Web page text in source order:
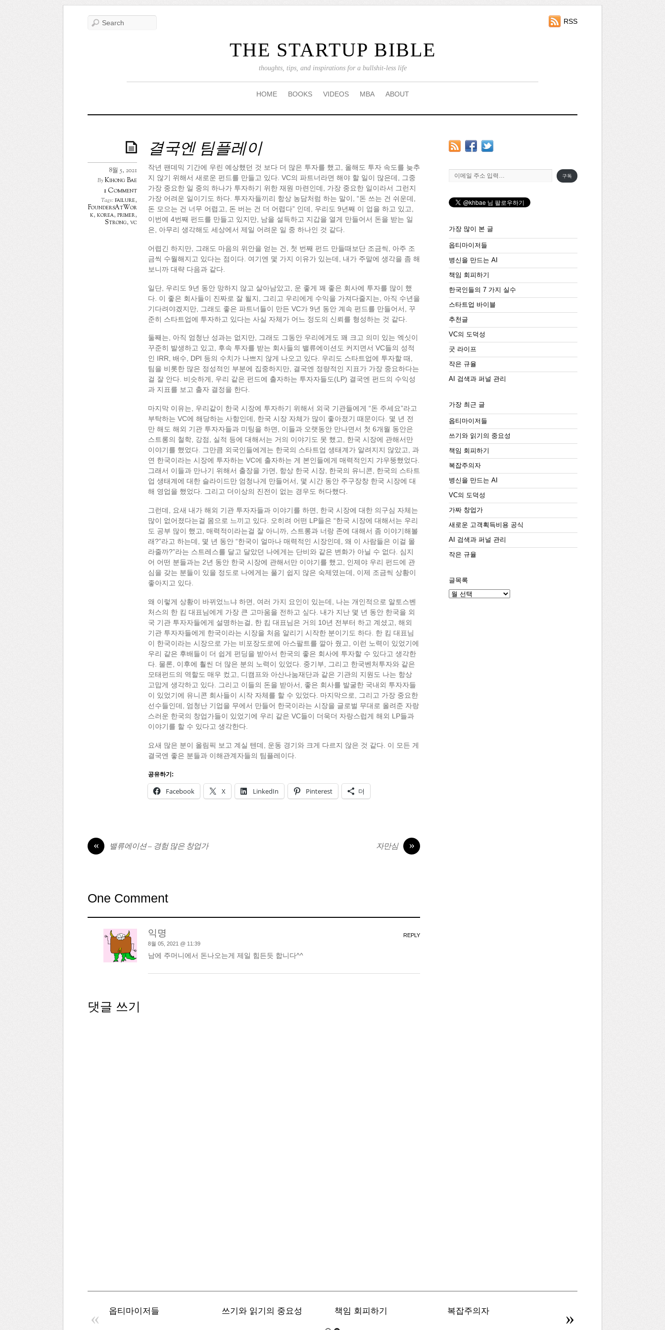
THE STARTUP BIBLE
thoughts, tips, and inspirations for a bullshit-less life
RSS
HOME BOOKS VIDEOS MBA ABOUT
결국엔 팀플레이
8월 5, 2021
ByKihong Bae
1 Comment
Tags:failure,
FoundersAtWor
k, korea, primer,
Strong, vc
작년 팬데믹 기간에 우린 예상했던 것 보다 더 많은 투자를 했고, 올해도 투자 속도를 늦추
지 않기 위해서 새로운 펀드를 만들고 있다. VC의 파트너라면 해야 할 일이 많은데, 그중
가장 중요한 일 중의 하나가 투자하기 위한 재원 마련인데, 가장 중요한 일이라서 그런지
가장 어려운 일이기도 하다. 투자자들끼리 항상 농담처럼 하는 말이, “돈 쓰는 건 쉬운데,
돈 모으는 건 너무 어렵고, 돈 버는 건 더 어렵다” 인데, 우리도 9년째 이 업을 하고 있고,
이번에 4번째 펀드를 만들고 있지만, 남을 설득하고 지갑을 열게 만들어서 돈을 받는 일
은, 아무리 생각해도 세상에서 제일 어려운 일 중 하나인 것 같다.
어렵긴 하지만, 그래도 마음의 위안을 얻는 건, 첫 번째 펀드 만들때보단 조금씩, 아주 조
금씩 수월해지고 있다는 점이다. 여기엔 몇 가지 이유가 있는데, 내가 주말에 생각을 좀 해
보니까 대략 다음과 같다.
일단, 우리도 9년 동안 망하지 않고 살아남았고, 운 좋게 꽤 좋은 회사에 투자를 많이 했
다. 이 좋은 회사들이 진짜로 잘 될지, 그리고 우리에게 수익을 가져다줄지는, 아직 수년을
기다려야겠지만, 그래도 좋은 파트너들이 만든 VC가 9년 동안 계속 펀드를 만들어서, 꾸
준히 스타트업에 투자하고 있다는 사실 자체가 어느 정도의 신뢰를 형성하는 것 같다.
둘째는, 아직 엄청난 성과는 없지만, 그래도 그동안 우리에게도 꽤 크고 의미 있는 엑싯이
꾸준히 발생하고 있고, 후속 투자를 받는 회사들의 밸류에이션도 커지면서 VC들의 성적
인 IRR, 배수, DPI 등의 수치가 나쁘지 않게 나오고 있다. 우리도 스타트업에 투자할 때,
팀을 비롯한 많은 정성적인 부분에 집중하지만, 결국엔 정량적인 지표가 가장 중요하다는
걸 잘 안다. 비슷하게, 우리 같은 펀드에 출자하는 투자자들도(LP) 결국엔 펀드의 수익성
과 지표를 보고 출자 결정을 한다.
마지막 이유는, 우리같이 한국 시장에 투자하기 위해서 외국 기관들에게 “돈 주세요”라고
부탁하는 VC에 해당하는 사항인데, 한국 시장 자체가 많이 좋아졌기 때문이다. 몇 년 전
만 해도 해외 기관 투자자들과 미팅을 하면, 이들과 오랫동안 만나면서 첫 6개월 동안은
스트롱의 철학, 강점, 실적 등에 대해서는 거의 이야기도 못 했고, 한국 시장에 관해서만
이야기를 했었다. 그만큼 외국인들에게는 한국의 스타트업 생태계가 알려지지 않았고, 과
연 한국이라는 시장에 투자하는 VC에 출자하는 게 본인들에게 매력적인지 갸우뚱했었다.
그래서 이들과 만나기 위해서 출장을 가면, 항상 한국 시장, 한국의 유니콘, 한국의 스타트
업 생태계에 대한 슬라이드만 엄청나게 만들어서, 몇 시간 동안 주구장창 한국 시장에 대
해 영업을 했었다. 그리고 더이상의 진전이 없는 경우도 허다했다.
그런데, 요새 내가 해외 기관 투자자들과 이야기를 하면, 한국 시장에 대한 의구심 자체는
많이 없어졌다는걸 몸으로 느끼고 있다. 오히려 어떤 LP들은 “한국 시장에 대해서는 우리
도 공부 많이 했고, 매력적이라는걸 잘 아니까, 스트롱과 너랑 존에 대해서 좀 이야기해볼
래?”라고 하는데, 몇 년 동안 “한국이 얼마나 매력적인 시장인데, 왜 이 사람들은 이걸 몰
라줄까?”라는 스트레스를 달고 달았던 나에게는 단비와 같은 변화가 아닐 수 없다. 심지
어 어떤 분들과는 2년 동안 한국 시장에 관해서만 이야기를 했고, 인제야 우리 펀드에 관
심을 갖는 분들이 있을 정도로 나에게는 풀기 쉽지 않은 숙제였는데, 이제 조금씩 상황이
좋아지고 있다.
왜 이렇게 상황이 바뀌었느냐 하면, 여러 가지 요인이 있는데, 나는 개인적으로 알토스벤
처스의 한 킴 대표님에게 가장 큰 고마움을 전하고 싶다. 내가 지난 몇 년 동안 한국을 외
국 기관 투자자들에게 설명하는걸, 한 킴 대표님은 거의 10년 전부터 하고 계셨고, 해외
기관 투자자들에게 한국이라는 시장을 처음 알리기 시작한 분이기도 하다. 한 킴 대표님
이 한국이라는 시장으로 가는 비포장도로에 아스팔트를 깔아 줬고, 이런 노력이 있었기에
우리 같은 후배들이 더 쉽게 펀딩을 받아서 한국의 좋은 회사에 투자할 수 있다고 생각한
다. 물론, 이후에 훨씬 더 많은 분의 노력이 있었다. 중기부, 그리고 한국벤처투자와 같은
모태펀드의 역할도 매우 컸고, 디캠프와 아산나눔재단과 같은 기관의 지원도 나는 항상
고맙게 생각하고 있다. 그리고 이들의 돈을 받아서, 좋은 회사를 발굴한 국내외 투자자들
이 있었기에 유니콘 회사들이 시작 자체를 할 수 있었다. 마지막으로, 그리고 가장 중요한
선수들인데, 엄청난 기업을 무에서 만들어 한국이라는 시장을 글로벌 무대로 올려준 자랑
스러운 한국의 창업가들이 있었기에 우리 같은 VC들이 더욱더 자랑스럽게 해외 LP들과
이야기를 할 수 있다고 생각한다.
요새 많은 분이 올림픽 보고 계실 텐데, 운동 경기와 크게 다르지 않은 것 같다. 이 모든 게
결국엔 좋은 분들과 이해관계자들의 팀플레이다.
공유하기:
Facebook X LinkedIn Pinterest 더
« 밸류에이션 – 경험 많은 창업가 »
자만심
One Comment
익명
8월 05, 2021 @ 11:39
남에 주머니에서 돈나오는게 제일 힘든듯 합니다^^
REPLY
댓글 쓰기
이메일 주소 입력…
구독
가장 많이 본 글
옵티마이저들
병신을 만드는 AI
책임 회피하기
한국인들의 7 가지 실수
스타트업 바이블
추천글
VC의 도덕성
굿 라이프
작은 규율
AI 검색과 퍼널 관리
가장 최근 글
옵티마이저들
쓰기와 읽기의 중요성
책임 회피하기
복잡주의자
병신을 만드는 AI
VC의 도덕성
가짜 창업가
새로운 고객획득비용 공식
AI 검색과 퍼널 관리
작은 규율
글목록
글
옵티마이저들 쓰기와 읽기의 중요성 책임 회피하기 복잡주의자
« »